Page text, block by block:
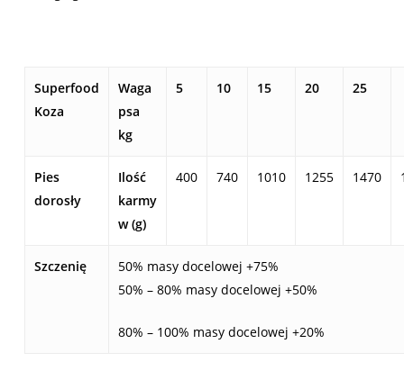
Superfood
Koza
Waga
psa
kg
5 10 15 20 25
Pies
dorosły
Ilość
karmy
w (g)
400 740 1010 1255 1470
Szczenię
50% masy docelowej +75%
50% – 80% masy docelowej +50%
80% – 100% masy docelowej +20%